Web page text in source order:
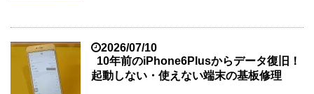
2026/07/10
10年前のiPhone6Plusからデータ復旧！
起動しない・使えない端末の基板修理